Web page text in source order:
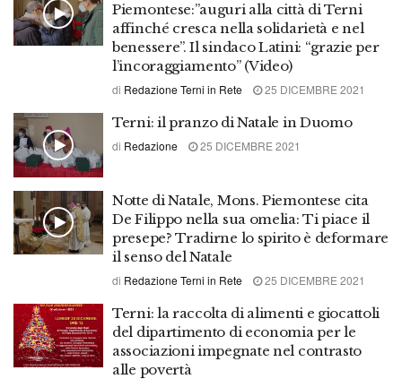
Piemontese:”auguri alla città di Terni
affinché cresca nella solidarietà e nel
benessere”. Il sindaco Latini: “grazie per
l’incoraggiamento” (Video)
di Redazione Terni in Rete 25 DICEMBRE 2021
Terni: il pranzo di Natale in Duomo
di Redazione 25 DICEMBRE 2021
Notte di Natale, Mons. Piemontese cita
De Filippo nella sua omelia: Ti piace il
presepe? Tradirne lo spirito è deformare
il senso del Natale
di Redazione Terni in Rete 25 DICEMBRE 2021
Terni: la raccolta di alimenti e giocattoli
del dipartimento di economia per le
associazioni impegnate nel contrasto
alle povertà